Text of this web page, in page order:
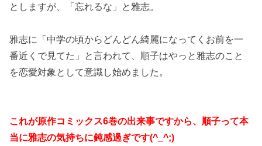
としますが、「忘れるな」と雅志。
雅志に「中学の頃からどんどん綺麗になってくお前を一
番近くで見てた」と言われて、順子はやっと雅志のこと
を恋愛対象として意識し始めました。
これが原作コミックス6巻の出来事ですから、順子って本
当に雅志の気持ちに鈍感過ぎです(^_^;)